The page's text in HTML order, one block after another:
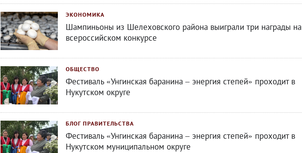
ЭКОНОМИКА
Шампиньоны из Шелеховского района выиграли три награды на
всероссийском конкурсе
ОБЩЕСТВО
Фестиваль «Унгинская баранина – энергия степей» проходит в
Нукутском округе
БЛОГ ПРАВИТЕЛЬСТВА
Фестиваль «Унгинская баранина – энергия степей» проходит в
Нукутском муниципальном округе